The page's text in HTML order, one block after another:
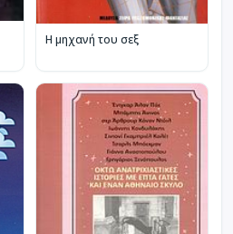
Η μηχανή του σεξ